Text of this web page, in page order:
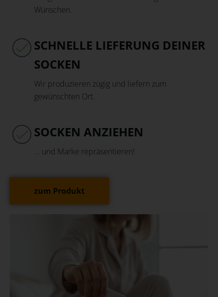
Wünschen.
SCHNELLE LIEFERUNG DEINER
SOCKEN
Wir produzieren zügig und liefern zum
gewünschten Ort.
SOCKEN ANZIEHEN
... und Marke repräsentieren!
zum Produkt